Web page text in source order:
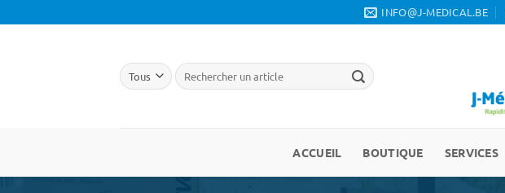
au
INFO@J-MEDICAL.BE
ACCUEIL BOUTIQUE SERVICES